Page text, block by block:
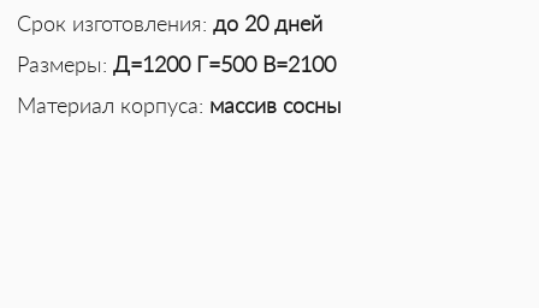
Срок изготовления: до 20 дней
Размеры: Д=1200 Г=500 В=2100
Материал корпуса: массив сосны